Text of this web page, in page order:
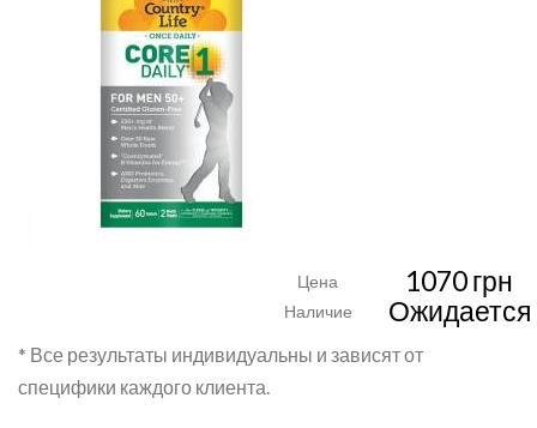
Цена 1070 грн
Наличие Ожидается
* Все результаты индивидуальны и зависят от
специфики каждого клиента.